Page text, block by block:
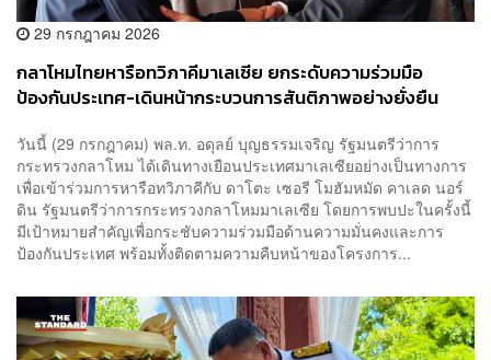
29 กรกฎาคม 2026
กลาโหมไทยหารือทวิภาคีมาเลเซีย ยกระดับความร่วมมือ
ป้องกันประเทศ-เดินหน้ากระบวนการสันติภาพอย่างยั่งยืน
วันนี้ (29 กรกฎาคม) พล.ท. อดุลย์ บุญธรรมเจริญ รัฐมนตรีว่าการ
กระทรวงกลาโหม ได้เดินทางเยือนประเทศมาเลเซียอย่างเป็นทางการ
เพื่อเข้าร่วมการหารือทวิภาคีกับ ดาโตะ เซอรี โมฮัมหมัด คาเลด นอร์
ดิน รัฐมนตรีว่าการกระทรวงกลาโหมมาเลเซีย โดยการพบปะในครั้งนี้
มีเป้าหมายสำคัญเพื่อกระชับความร่วมมือด้านความมั่นคงและการ
ป้องกันประเทศ พร้อมทั้งติดตามความคืบหน้าของโครงการ...